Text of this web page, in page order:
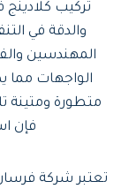
تركيب
والدقة في
المهندسين
الواجهات
متطورة ومتينة
فإن
تعتبر شركة